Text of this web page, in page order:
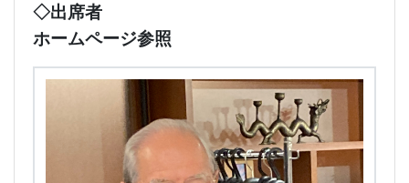
◇出席者
ホームページ参照